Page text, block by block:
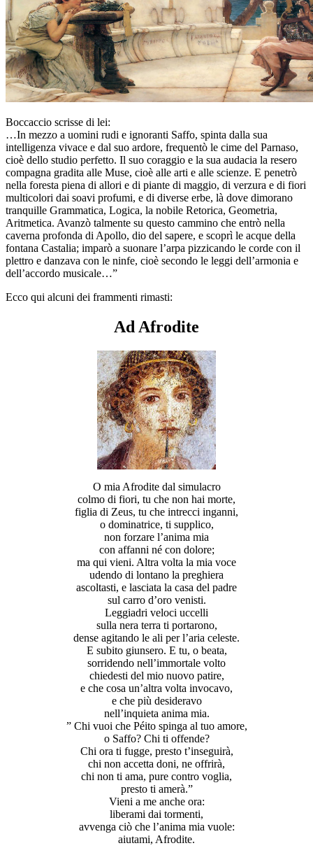
Boccaccio scrisse di lei:
…In mezzo a uomini rudi e ignoranti Saffo, spinta dalla sua
intelligenza vivace e dal suo ardore, frequentò le cime del Parnaso,
cioè dello studio perfetto. Il suo coraggio e la sua audacia la resero
compagna gradita alle Muse, cioè alle arti e alle scienze. E penetrò
nella foresta piena di allori e di piante di maggio, di verzura e di fiori
multicolori dai soavi profumi, e di diverse erbe, là dove dimorano
tranquille Grammatica, Logica, la nobile Retorica, Geometria,
Aritmetica. Avanzò talmente su questo cammino che entrò nella
caverna profonda di Apollo, dio del sapere, e scoprì le acque della
fontana Castalia; imparò a suonare l’arpa pizzicando le corde con il
plettro e danzava con le ninfe, cioè secondo le leggi dell’armonia e
dell’accordo musicale…”
Ecco qui alcuni dei frammenti rimasti:
Ad Afrodite
O mia Afrodite dal simulacro
colmo di fiori, tu che non hai morte,
figlia di Zeus, tu che intrecci inganni,
o dominatrice, ti supplico,
non forzare l’anima mia
con affanni né con dolore;
ma qui vieni. Altra volta la mia voce
udendo di lontano la preghiera
ascoltasti, e lasciata la casa del padre
sul carro d’oro venisti.
Leggiadri veloci uccelli
sulla nera terra ti portarono,
dense agitando le ali per l’aria celeste.
E subito giunsero. E tu, o beata,
sorridendo nell’immortale volto
chiedesti del mio nuovo patire,
e che cosa un’altra volta invocavo,
e che più desideravo
nell’inquieta anima mia.
” Chi vuoi che Péito spinga al tuo amore,
o Saffo? Chi ti offende?
Chi ora ti fugge, presto t’inseguirà,
chi non accetta doni, ne offrirà,
chi non ti ama, pure contro voglia,
presto ti amerà.”
Vieni a me anche ora:
liberami dai tormenti,
avvenga ciò che l’anima mia vuole:
aiutami, Afrodite.